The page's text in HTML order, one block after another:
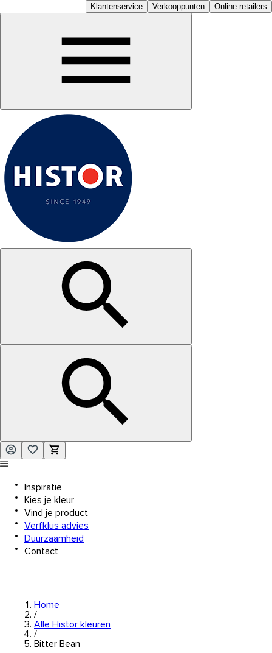
Klantenservice Verkooppunten Online retailers
Inspiratie
Kies je kleur
Vind je product
Verfklus advies
Duurzaamheid
Contact
Home
/
Alle Histor kleuren
/
Bitter Bean